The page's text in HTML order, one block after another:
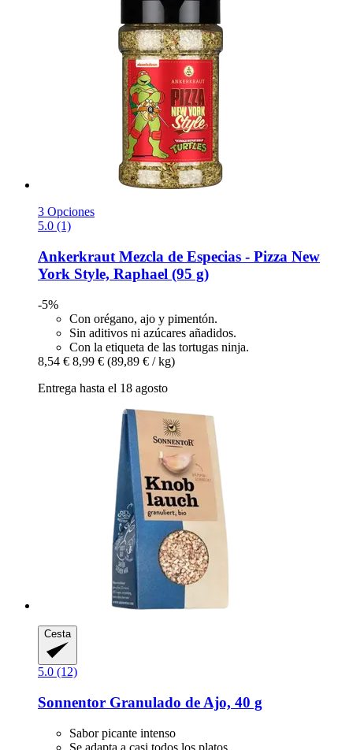
3 Opciones
5.0 (1)
Ankerkraut Mezcla de Especias -​ Pizza New
York Style, Raphael (95 g)
-5%
Con orégano, ajo y pimentón.
Sin aditivos ni azúcares añadidos.
Con la etiqueta de las tortugas ninja.
8,54 € 8,99 € (89,89 € / kg)
Entrega hasta el 18 agosto
Cesta
5.0 (12)
Sonnentor Granulado de Ajo, 40 g
Sabor picante intenso
Se adapta a casi todos los platos